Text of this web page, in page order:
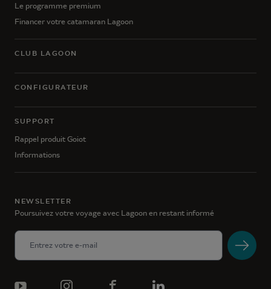
Le programme premium
Financer votre catamaran Lagoon
CLUB LAGOON
CONFIGURATEUR
SUPPORT
Rappel produit Goiot
Informations
NEWSLETTER
Poursuivez votre voyage avec Lagoon en restant informé